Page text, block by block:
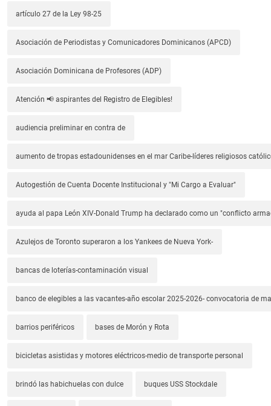
artículo 27 de la Ley 98-25
Asociación de Periodistas y Comunicadores Dominicanos (APCD)
Asociación Dominicana de Profesores (ADP)
Atención 📢 aspirantes del Registro de Elegibles!
audiencia preliminar en contra de
aumento de tropas estadounidenses en el mar Caribe-líderes religiosos
Autogestión de Cuenta Docente Institucional y "Mi Cargo a Evaluar"
ayuda al papa León XIV-Donald Trump ha declarado como un "conflicto
Azulejos de Toronto superaron a los Yankees de Nueva York-
bancas de loterías-contaminación visual
banco de elegibles a las vacantes-año escolar 2025-2026- convocatoria de
barrios periféricos bases de Morón y Rota
bicicletas asistidas y motores eléctricos-medio de transporte personal
brindó las habichuelas con dulce buques USS Stockdale